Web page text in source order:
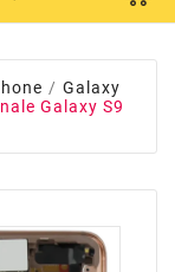
Galaxy
Galaxy S9